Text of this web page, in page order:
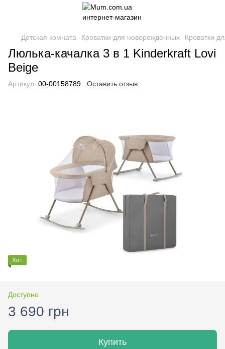
Детская комната Кроватки для новорожденных Кроватки
Люлька-качалка 3 в 1 Kinderkraft Lovi
Beige
Артикул: 00-00158789 Оставить отзыв
Хит
Доступно
3 690 грн
Купить